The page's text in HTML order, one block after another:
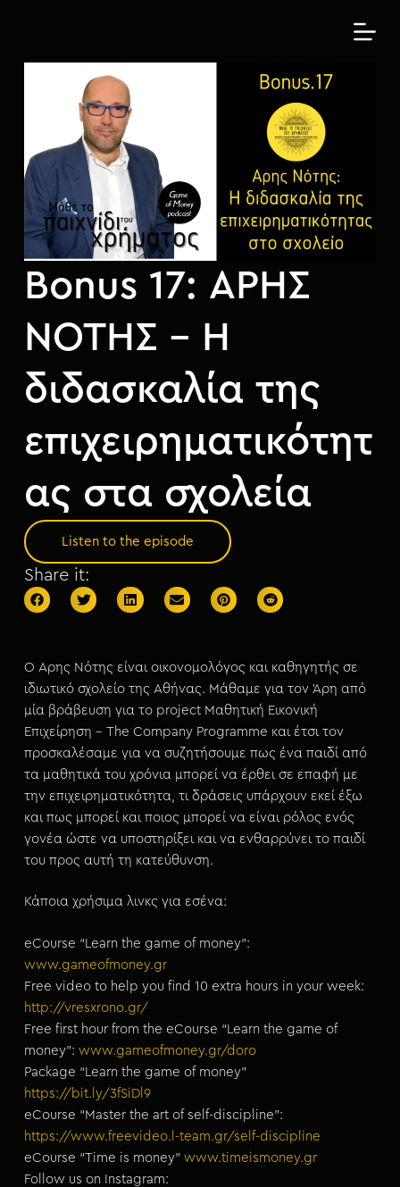
o
e
n
Bonus 17: ΑΡΗΣ
ΝΟΤΗΣ – Η
διδασκαλία της
επιχειρηματικότητ
ας στα σχολεία
Listen to the episode
Share it:
Ο Άρης Νότης είναι οικονομολόγος και καθηγητής σε
ιδιωτικό σχολείο της Αθήνας. Μάθαμε για τον Άρη από
μία βράβευση για το project Μαθητική Εικονική
Επιχείρηση – The Company Programme και έτσι τον
προσκαλέσαμε για να συζητήσουμε πως ένα παιδί από
τα μαθητικά του χρόνια μπορεί να έρθει σε επαφή με
την επιχειρηματικότητα, τι δράσεις υπάρχουν εκεί έξω
και πως μπορεί και ποιος μπορεί να είναι ρόλος ενός
γονέα ώστε να υποστηρίξει και να ενθαρρύνει το παιδί
του προς αυτή τη κατεύθυνση.
Κάποια χρήσιμα λινκς για εσένα:
eCourse “Learn the game of money”:
www.gameofmoney.gr
Free video to help you find 10 extra hours in your week:
http://vresxrono.gr/
Free first hour from the eCourse “Learn the game of
money”: www.gameofmoney.gr/doro
Package “Learn the game of money”
https://bit.ly/3fSiDl9
eCourse “Master the art of self-discipline”:
https://www.freevideo.l-team.gr/self-discipline
eCourse “Time is money” www.timeismoney.gr
Follow us on Instagram: